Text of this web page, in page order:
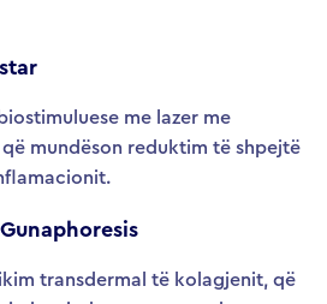
me lazer me
mundëson reduktim të shpejtë
transdermal të kolagjenit, që